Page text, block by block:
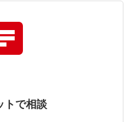
トで相談